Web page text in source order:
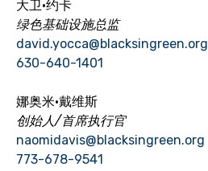
大卫·约卡
绿色基础设施总监
david.yocca@blacksingreen.org
630-640-1401
娜奥米·戴维斯
创始人/首席执行官
naomidavis@blacksingreen.org
773-678-9541